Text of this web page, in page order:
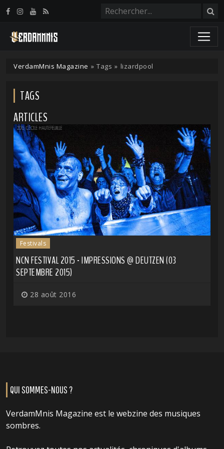
VerdamMnis Magazine » Tags » lizardpool
TAGS
ARTICLES
Festivals
NCN FESTIVAL 2015 - IMPRESSIONS @ DEUTZEN (03
SEPTEMBRE 2015)
28 août 2016
QUI SOMMES-NOUS ?
VerdamMnis Magazine est le webzine des musiques
sombres.
Panneau de gestion des cookies